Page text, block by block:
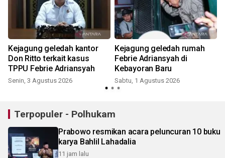
Kejagung geledah kantor
Don Ritto terkait kasus
TPPU Febrie Adriansyah
Senin, 3 Agustus 2026
Kejagung geledah rumah
Febrie Adriansyah di
Kebayoran Baru
Sabtu, 1 Agustus 2026
Terpopuler - Polhukam
Prabowo resmikan acara peluncuran 10 buku
karya Bahlil Lahadalia
11 jam lalu